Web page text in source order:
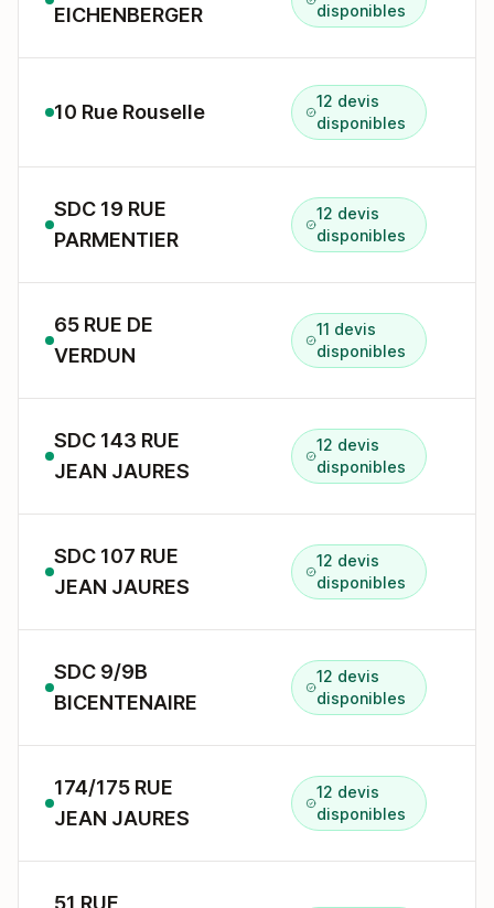
EICHENBERGER
disponibles
10 Rue Rouselle
12 devis
disponibles
SDC 19 RUE
PARMENTIER
12 devis
disponibles
65 RUE DE
VERDUN
11 devis
disponibles
SDC 143 RUE
JEAN JAURES
12 devis
disponibles
SDC 107 RUE
JEAN JAURES
12 devis
disponibles
SDC 9/9B
BICENTENAIRE
12 devis
disponibles
174/175 RUE
JEAN JAURES
12 devis
disponibles
51 RUE